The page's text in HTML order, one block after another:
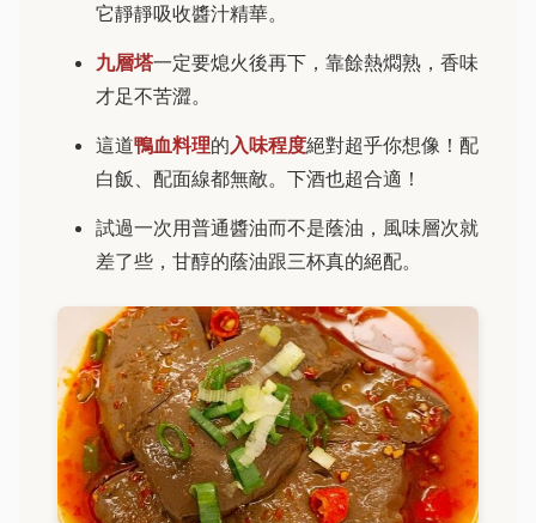
它靜靜吸收醬汁精華。
九層塔一定要熄火後再下，靠餘熱燜熟，香味
才足不苦澀。
這道鴨血料理的 入味程度絕對超乎你想像！配
白飯、配面線都無敵。下酒也超合適！
試過一次用普通醬油而不是蔭油，風味層次就
差了些，甘醇的蔭油跟三杯真的絕配。